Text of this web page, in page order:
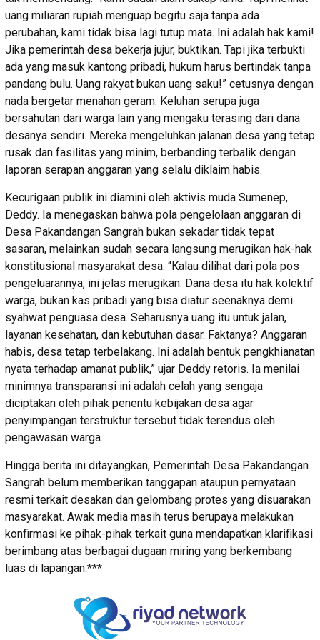
uang miliaran rupiah menguap begitu saja tanpa ada
perubahan, kami tidak bisa lagi tutup mata. Ini adalah hak kami!
Jika pemerintah desa bekerja jujur, buktikan. Tapi jika terbukti
ada yang masuk kantong pribadi, hukum harus bertindak tanpa
pandang bulu. Uang rakyat bukan uang saku!” cetusnya dengan
nada bergetar menahan geram. Keluhan serupa juga
bersahutan dari warga lain yang mengaku terasing dari dana
desanya sendiri. Mereka mengeluhkan jalanan desa yang tetap
rusak dan fasilitas yang minim, berbanding terbalik dengan
laporan serapan anggaran yang selalu diklaim habis.
Kecurigaan publik ini diamini oleh aktivis muda Sumenep,
Deddy. Ia menegaskan bahwa pola pengelolaan anggaran di
Desa Pakandangan Sangrah bukan sekadar tidak tepat
sasaran, melainkan sudah secara langsung merugikan hak-hak
konstitusional masyarakat desa. “Kalau dilihat dari pola pos
pengeluarannya, ini jelas merugikan. Dana desa itu hak kolektif
warga, bukan kas pribadi yang bisa diatur seenaknya demi
syahwat penguasa desa. Seharusnya uang itu untuk jalan,
layanan kesehatan, dan kebutuhan dasar. Faktanya? Anggaran
habis, desa tetap terbelakang. Ini adalah bentuk pengkhianatan
nyata terhadap amanat publik,” ujar Deddy retoris. Ia menilai
minimnya transparansi ini adalah celah yang sengaja
diciptakan oleh pihak penentu kebijakan desa agar
penyimpangan terstruktur tersebut tidak terendus oleh
pengawasan warga.
Hingga berita ini ditayangkan, Pemerintah Desa Pakandangan
Sangrah belum memberikan tanggapan ataupun pernyataan
resmi terkait desakan dan gelombang protes yang disuarakan
masyarakat. Awak media masih terus berupaya melakukan
konfirmasi ke pihak-pihak terkait guna mendapatkan klarifikasi
berimbang atas berbagai dugaan miring yang berkembang
luas di lapangan.***